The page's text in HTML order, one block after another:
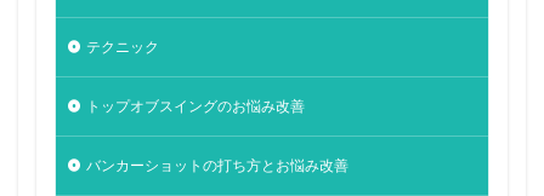
テクニック
トップオブスイングのお悩み改善
バンカーショットの打ち方とお悩み改善